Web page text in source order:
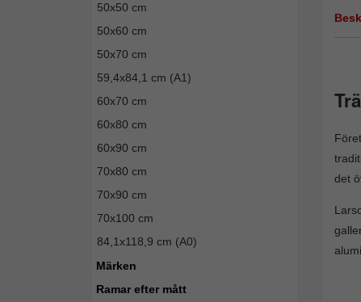
50x50 cm
50x60 cm
50x70 cm
59,4x84,1 cm (A1)
60x70 cm
60x80 cm
60x90 cm
70x80 cm
70x90 cm
70x100 cm
84,1x118,9 cm (A0)
Märken
Ramar efter mått
det